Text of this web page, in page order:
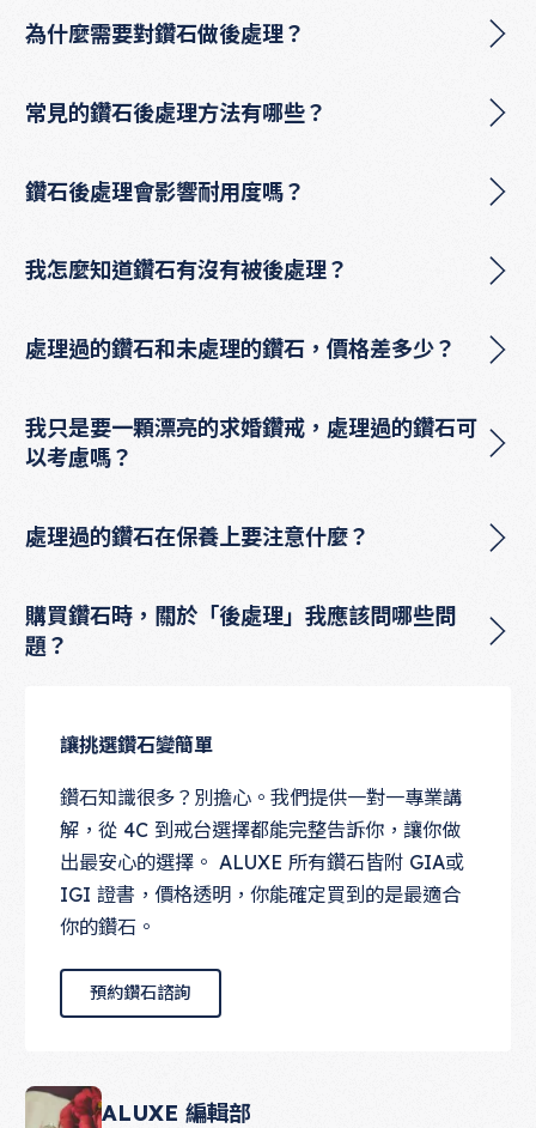
為什麼需要對鑽石做後處理？
常見的鑽石後處理方法有哪些？
鑽石後處理會影響耐用度嗎？
我怎麼知道鑽石有沒有被後處理？
處理過的鑽石和未處理的鑽石，價格差多少？
我只是要一顆漂亮的求婚鑽戒，處理過的鑽石可
以考慮嗎？
處理過的鑽石在保養上要注意什麼？
購買鑽石時，關於「後處理」我應該問哪些問
題？
讓挑選鑽石變簡單
鑽石知識很多？別擔心。我們提供一對一專業講
解，從 4C 到戒台選擇都能完整告訴你，讓你做
出最安心的選擇。 ALUXE 所有鑽石皆附 GIA或
IGI 證書，價格透明，你能確定買到的是最適合
你的鑽石。
預約鑽石諮詢
預約鑽石諮詢
ALUXE 編輯部